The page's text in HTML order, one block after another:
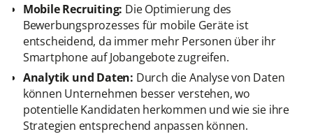
Mobile Recruiting: Die Optimierung des
Bewerbungsprozesses für mobile Geräte ist
entscheidend, da immer mehr Personen über ihr
Smartphone auf Jobangebote zugreifen.
Analytik und Daten: Durch die Analyse von Daten
können Unternehmen besser verstehen, wo
potentielle Kandidaten herkommen und wie sie ihre
Strategien entsprechend anpassen können.